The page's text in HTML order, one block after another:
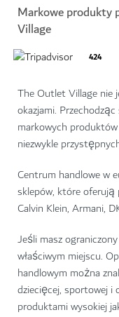
Markowe produkty
Village
424
The Outlet Village nie
okazjami.
markowych
niezwykle
Centrum handlowe w
sklepów, które
Calvin Klein, Armani,
Jeśli masz
właściwym miejscu.
handlowym można
dziecięcej, sportowej i
produktami wysokiej